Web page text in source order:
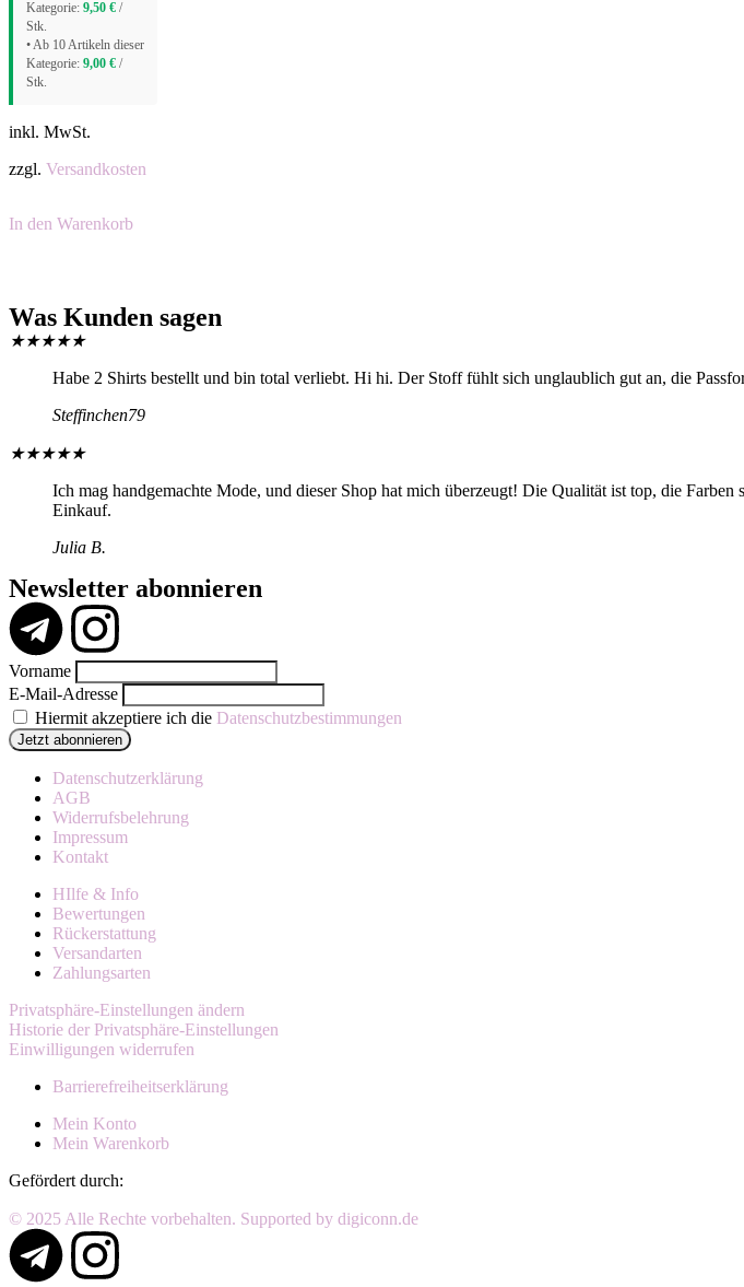
Kategorie: 9,50 € /
Stk.
• Ab 10 Artikeln dieser
Kategorie: 9,00 € /
Stk.
inkl. MwSt.
zzgl. Versandkosten
In den Warenkorb
Was Kunden sagen
★★★★★
Habe 2 Shirts bestellt und bin total verliebt. Hi hi. Der Stoff fühlt sich unglaublich gut an, die
Steffinchen79
★★★★★
Ich mag handgemachte Mode, und dieser Shop hat mich überzeugt! Die Qualität ist top, die
Einkauf.
Julia B.
Newsletter abonnieren
Vorname
E-Mail-Adresse
Hiermit akzeptiere ich die Datenschutzbestimmungen
Datenschutzerklärung
AGB
Widerrufsbelehrung
Impressum
Kontakt
HIlfe & Info
Bewertungen
Rückerstattung
Versandarten
Zahlungsarten
Privatsphäre-Einstellungen ändern
Historie der Privatsphäre-Einstellungen
Einwilligungen widerrufen
Barrierefreiheitserklärung
Mein Konto
Mein Warenkorb
Gefördert durch:
© 2025 Alle Rechte vorbehalten. Supported by digiconn.de